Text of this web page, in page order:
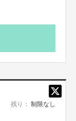
残り： 制限なし